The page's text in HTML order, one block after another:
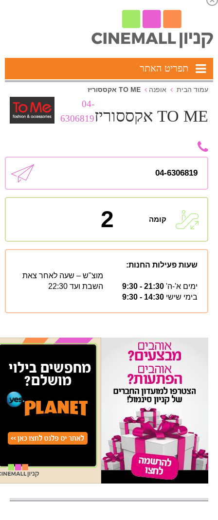
תפריט האתר
עמוד הבית אופנה TO ME אקססוריז
TO ME אקססוריז
04-
6306819
04-6306819
קומה 2
שעות פעילות החנות:
ימים א'-ה' 21:30 - 9:30
בימי שישי 14:30 - 9:30
מוצ"ש – שעה לאחר צאת
השבת ועד 22:30